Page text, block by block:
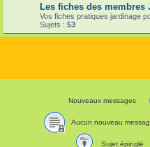
Les fiches des membres
Vos fiches pratiques jardinage
Sujets : 53
Nouveaux messages
Aucun nouveau
Sujet épinglé